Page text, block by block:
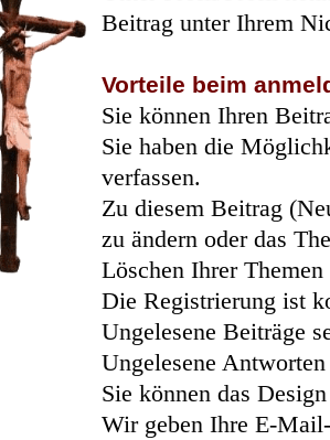
Beitrag unter Ihrem
Vorteile beim
Sie können Ihren
Sie haben die
verfassen.
Zu diesem Beitrag
zu ändern oder das
Löschen Ihrer
Die Registrierung ist
Ungelesene Beiträge
Ungelesene
Sie können das
Wir geben Ihre E-